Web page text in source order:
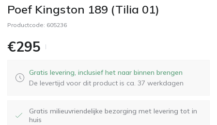
Poef Kingston 189 (Tilia 01)
Productcode: 605236
€295
Gratis levering, inclusief het naar binnen brengen
De levertijd voor dit product is ca. 37 werkdagen
Gratis milieuvriendelijke bezorging met levering tot in
huis